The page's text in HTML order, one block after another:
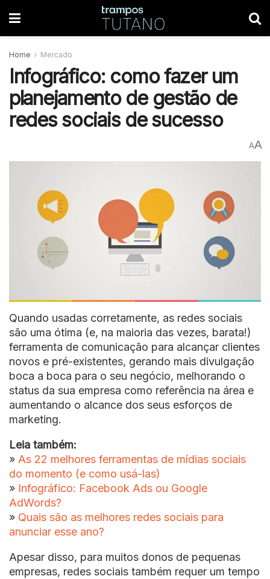
Home Mercado
Infográfico: como fazer um
planejamento de gestão de
redes sociais de sucesso
AA
Quando usadas corretamente, as redes sociais
são uma ótima (e, na maioria das vezes, barata!)
ferramenta de comunicação para alcançar clientes
novos e pré-existentes, gerando mais divulgação
boca a boca para o seu negócio, melhorando o
status da sua empresa como referência na área e
aumentando o alcance dos seus esforços de
marketing.
Leia também:
» As 22 melhores ferramentas de mídias sociais
do momento (e como usá-las)
» Infográfico: Facebook Ads ou Google
AdWords?
» Quais são as melhores redes sociais para
anunciar esse ano?
Apesar disso, para muitos donos de pequenas
empresas, redes sociais também requer um tempo